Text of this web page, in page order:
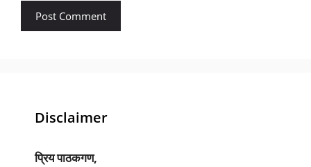
Disclaimer
प्रिय पाठकगण,